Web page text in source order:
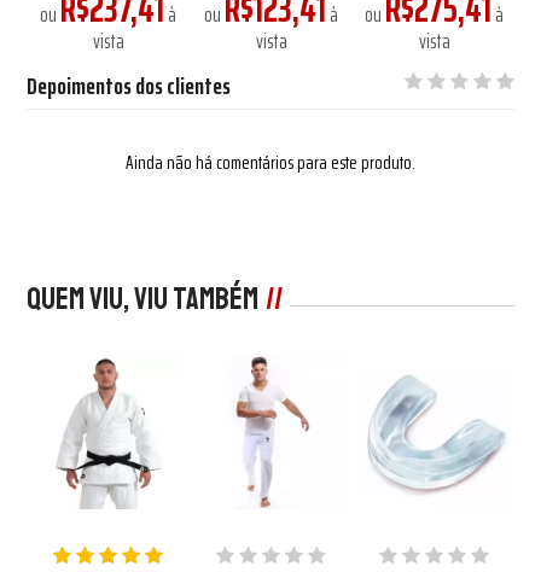
ou
à
vista
ou
à
vista
ou
à
vista
Depoimentos dos clientes
Ainda não há comentários para este produto.
Quem viu, viu também